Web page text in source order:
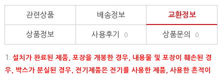
관련상품 배송정보 교환정보
상품정보 사용후기 0 상품문의 0
1. 설치가 완료된 제품, 포장을 개봉한 경우, 내용물 및 포장이 훼손된 경
우, 박스가 분실된 경우, 전기제품은 전기를 사용한 제품, 사용한 흔적이